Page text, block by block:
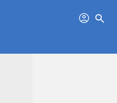
profil search